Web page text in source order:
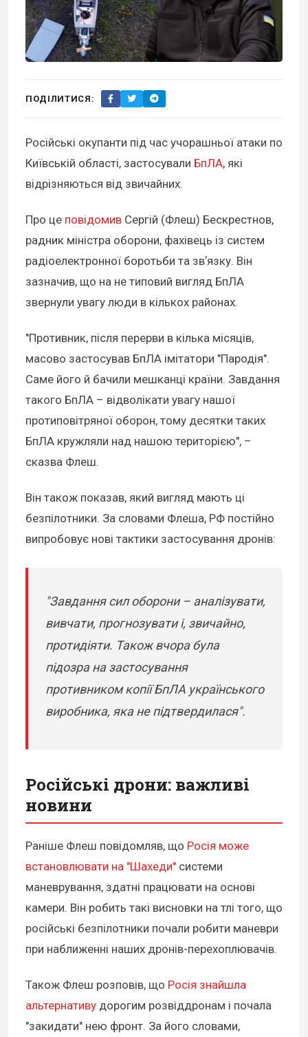
ПОДІЛИТИСЯ:
Російські окупанти під час учорашньої атаки по
Київській області, застосували БпЛА, які
відрізняються від звичайних.
Про це повідомив Сергій (Флеш) Бескрестнов,
радник міністра оборони, фахівець із систем
радіоелектронної боротьби та звʼязку. Він
зазначив, що на не типовий вигляд БпЛА
звернули увагу люди в кількох районах.
"Противник, після перерви в кілька місяців,
масово застосував БпЛА імітатори "Пародія".
Саме його й бачили мешканці країни. Завдання
такого БпЛА – відволікати увагу нашої
протиповітряної оборон, тому десятки таких
БпЛА кружляли над нашою територією", –
сказва Флеш.
Він також показав, який вигляд мають ці
безпілотники. За словами Флеша, РФ постійно
випробовує нові тактики застосування дронів:
"Завдання сил оборони – аналізувати,
вивчати, прогнозувати і, звичайно,
протидіяти. Також вчора була
підозра на застосування
противником копії БпЛА українського
виробника, яка не підтвердилася".
Російські дрони: важливі
новини
Раніше Флеш повідомляв, що Росія може
встановлювати на "Шахеди" системи
маневрування, здатні працювати на основі
камери. Він робить такі висновки на тлі того, що
російські безпілотники почали робити маневри
при наближенні наших дронів-перехоплювачів.
Також Флеш розповів, що Росія знайшла
альтернативу дорогим розвіддронам і почала
"закидати" нею фронт. За його словами,